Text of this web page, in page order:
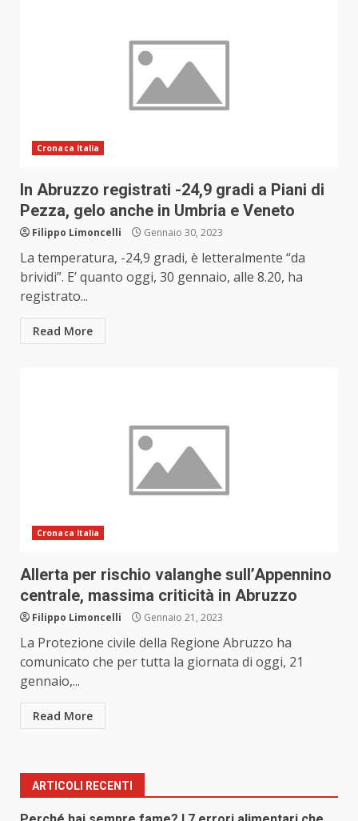
Cronaca Italia
In Abruzzo registrati -24,9 gradi a Piani di
Pezza, gelo anche in Umbria e Veneto
Filippo Limoncelli Gennaio 30, 2023
La temperatura, -24,9 gradi, è letteralmente “da
brividi”. E’ quanto oggi, 30 gennaio, alle 8.20, ha
registrato...
Read More
Cronaca Italia
Allerta per rischio valanghe sull’Appennino
centrale, massima criticità in Abruzzo
Filippo Limoncelli Gennaio 21, 2023
La Protezione civile della Regione Abruzzo ha
comunicato che per tutta la giornata di oggi, 21
gennaio,...
Read More
ARTICOLI RECENTI